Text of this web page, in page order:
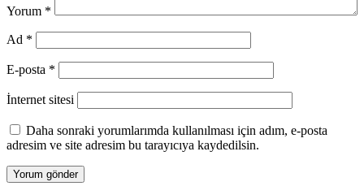
Yorum *
Ad *
E-posta *
İnternet sitesi
Daha sonraki yorumlarımda kullanılması için adım, e-posta
adresim ve site adresim bu tarayıcıya kaydedilsin.